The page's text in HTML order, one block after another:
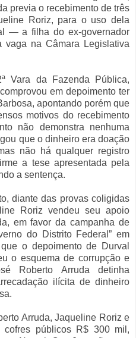
previa o recebimento de três
Roriz, para o uso dela
— a filha do ex-governador
vaga na Câmara Legislativa
Vara da Fazenda Pública,
em depoimento ter
apontando porém que
motivos do recebimento
não demonstra nenhuma
que o dinheiro era doação
não há qualquer registro
a tese apresentada pela
a sentença.
diante das provas coligidas
Roriz vendeu seu apoio
em favor da campanha de
do Distrito Federal” em
o depoimento de Durval
o esquema de corrupção e
Roberto Arruda detinha
ilícita de dinheiro
Arruda, Jaqueline Roriz e
cofres públicos R$ 300 mil,